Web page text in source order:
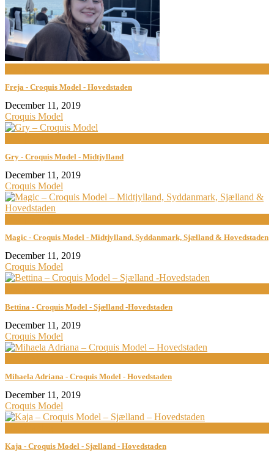
Freja - Croquis Model - Hovedstaden
December 11, 2019
Croquis Model
Gry - Croquis Model - Midtjylland
December 11, 2019
Croquis Model
Magic - Croquis Model - Midtjylland, Syddanmark, Sjælland & Hovedstaden
December 11, 2019
Croquis Model
Bettina - Croquis Model - Sjælland -Hovedstaden
December 11, 2019
Croquis Model
Mihaela Adriana - Croquis Model - Hovedstaden
December 11, 2019
Croquis Model
Kaja - Croquis Model - Sjælland - Hovedstaden